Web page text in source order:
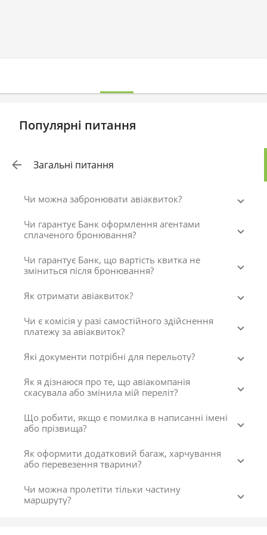
Популярні питання
Загальні питання
Чи можна забронювати авіаквиток?
Чи гарантує Банк оформлення агентами
сплаченого бронювання?
Чи гарантує Банк, що вартість квитка не
зміниться після бронювання?
Як отримати авіаквиток?
Чи є комісія у разі самостійного здійснення
платежу за авіаквиток?
Які документи потрібні для перельоту?
Як я дізнаюся про те, що авіакомпанія
скасувала або змінила мій переліт?
Що робити, якщо є помилка в написанні імені
або прізвища?
Як оформити додатковий багаж, харчування
або перевезення тварини?
Чи можна пролетіти тільки частину
маршруту?